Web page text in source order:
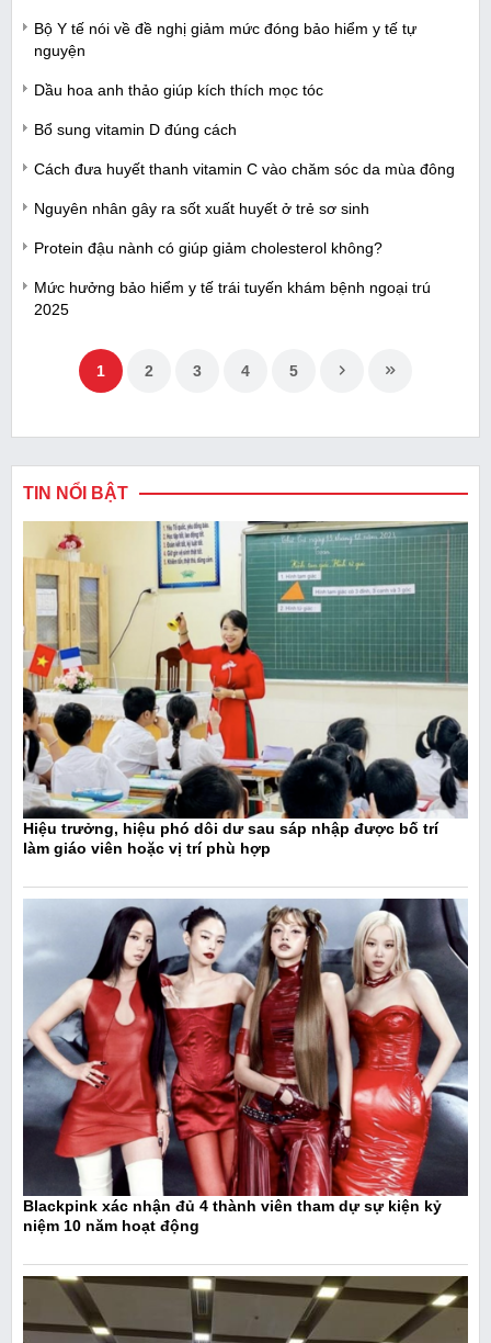
Bộ Y tế nói về đề nghị giảm mức đóng bảo hiểm y tế tự
nguyện
Dầu hoa anh thảo giúp kích thích mọc tóc
Bổ sung vitamin D đúng cách
Cách đưa huyết thanh vitamin C vào chăm sóc da mùa đông
Nguyên nhân gây ra sốt xuất huyết ở trẻ sơ sinh
Protein đậu nành có giúp giảm cholesterol không?
Mức hưởng bảo hiểm y tế trái tuyến khám bệnh ngoại trú
2025
1 2 3 4 5
TIN NỔI BẬT
Hiệu trưởng, hiệu phó dôi dư sau sáp nhập được bố trí
làm giáo viên hoặc vị trí phù hợp
Blackpink xác nhận đủ 4 thành viên tham dự sự kiện kỷ
niệm 10 năm hoạt động